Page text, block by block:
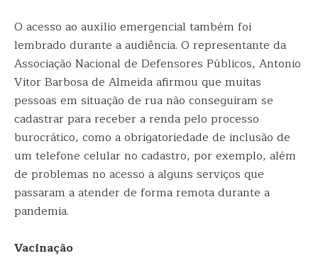
O acesso ao auxílio emergencial também foi
lembrado durante a audiência. O representante da
Associação Nacional de Defensores Públicos, Antonio
Vitor Barbosa de Almeida afirmou que muitas
pessoas em situação de rua não conseguiram se
cadastrar para receber a renda pelo processo
burocrático, como a obrigatoriedade de inclusão de
um telefone celular no cadastro, por exemplo, além
de problemas no acesso a alguns serviços que
passaram a atender de forma remota durante a
pandemia.
Vacinação